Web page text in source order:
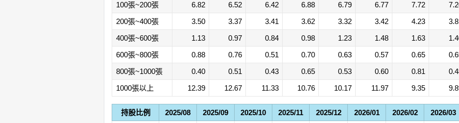
100張~200張
6.82 6.52 6.42 6.88 6.79 6.77 7.72
200張~400張
3.50 3.37 3.41 3.62 3.32 3.42 4.23
400張~600張
1.13 0.97 0.84 0.98 1.23 1.48 1.63
600張~800張
0.88 0.76 0.51 0.70 0.63 0.57 0.65
800張~1000張
0.40 0.51 0.43 0.65 0.53 0.60 0.81
1000張以上
12.39 12.67 11.33 10.76 10.17 11.97 9.35
持股比例 2025/08 2025/09 2025/10 2025/11 2025/12 2026/01 2026/02 2026/03